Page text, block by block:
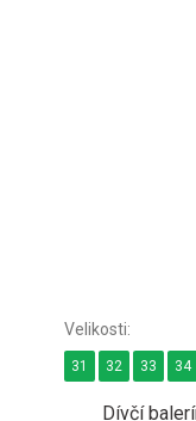
Dívčí
31 32 33 34